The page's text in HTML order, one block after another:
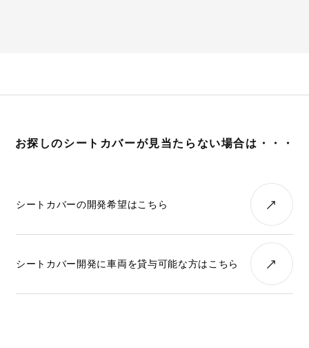
お探しのシートカバーが見当たらない場合は・・・
シートカバーの開発希望はこちら
シートカバー開発に車両を貸与可能な方はこちら